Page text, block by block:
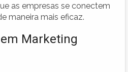
as empresas se conectem
maneira mais eficaz.
Marketing